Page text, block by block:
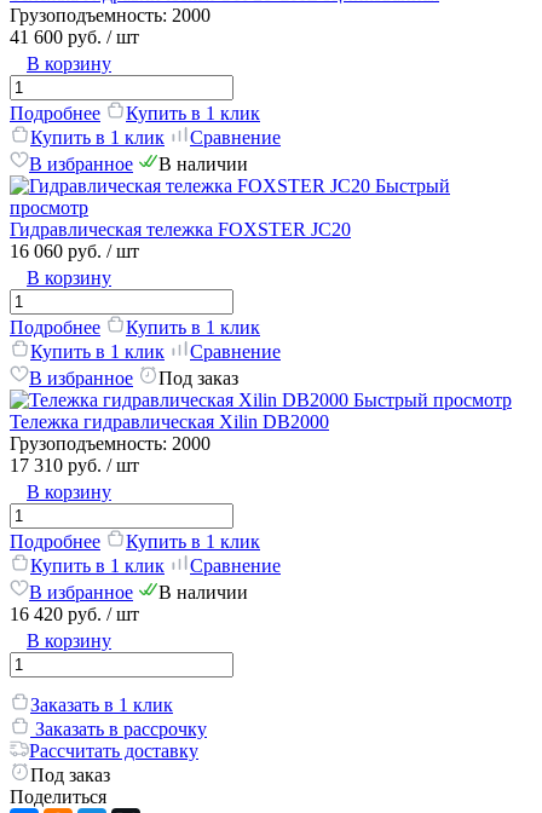
Грузоподъемность: 2000
41 600 руб. / шт
В корзину
Подробнее
Купить в 1 клик
Купить в 1 клик
Сравнение
В избранное
В наличии
Быстрый
просмотр
Гидравлическая тележка FOXSTER JC20
16 060 руб. / шт
В корзину
Подробнее
Купить в 1 клик
Купить в 1 клик
Сравнение
В избранное
Под заказ
Быстрый просмотр
Тележка гидравлическая Xilin DB2000
Грузоподъемность: 2000
17 310 руб. / шт
В корзину
Подробнее
Купить в 1 клик
Купить в 1 клик
Сравнение
В избранное
В наличии
16 420 руб. / шт
В корзину
Заказать в 1 клик
Заказать в рассрочку
Рассчитать доставку
Под заказ
Поделиться